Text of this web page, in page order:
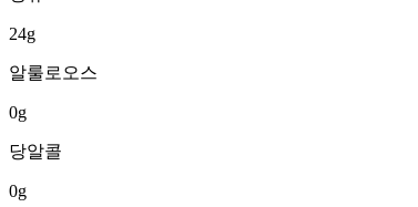
24g
알룰로오스
0g
당알콜
0g